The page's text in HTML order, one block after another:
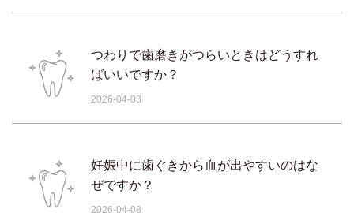
つわりで歯磨きがつらいときはどうすれ
ばいいですか？
2026-04-08
妊娠中に歯ぐきから血が出やすいのはな
ぜですか？
2026-04-08